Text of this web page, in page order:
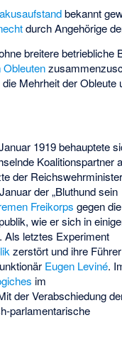
bekannt
durch Angehörige
breitere
Obleuten
die Mehrheit der
1919 behauptete
Koalitionspartner
der Reichswehrminister
der „Bluthund sein
Freikorps gegen die
wie er sich in
Als letztes Experiment
zerstört und ihre Führer
Eugen Leviné.
im
der Verabschiedung
parlamentarische